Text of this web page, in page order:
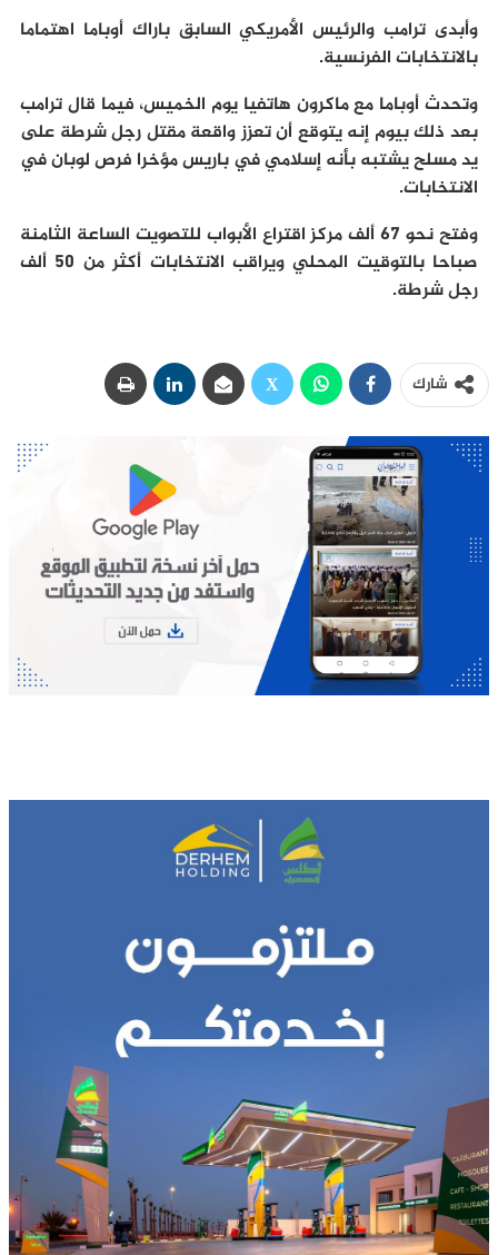
وأبدى ترامب والرئيس الأمريكي السابق باراك أوباما اهتماما
بالانتخابات الفرنسية.
وتحدث أوباما مع ماكرون هاتفيا يوم الخميس، فيما قال ترامب
بعد ذلك بيوم إنه يتوقع أن تعزز واقعة مقتل رجل شرطة على
يد مسلح يشتبه بأنه إسلامي في باريس مؤخرا فرص لوبان في
الانتخابات.
وفتح نحو 67 ألف مركز اقتراع الأبواب للتصويت الساعة الثامنة
صباحا بالتوقيت المحلي ويراقب الانتخابات أكثر من 50 ألف
رجل شرطة.
شارك